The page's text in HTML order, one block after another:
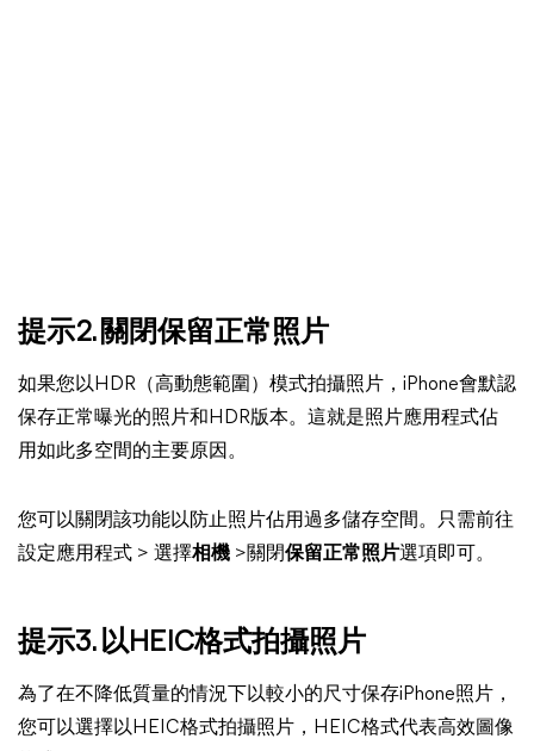
提示2. 關閉保留正常照片
如果您以HDR（高動態範圍）模式拍攝照片，iPhone會默認
保存正常曝光的照片和HDR版本。這就是照片應用程式佔
用如此多空間的主要原因。
您可以關閉該功能以防止照片佔用過多儲存空間。只需前往
設定應用程式 > 選擇相機 >關閉保留正常照片選項即可。
提示3. 以HEIC格式拍攝照片
為了在不降低質量的情況下以較小的尺寸保存iPhone照片，
您可以選擇以HEIC格式拍攝照片，HEIC格式代表高效圖像